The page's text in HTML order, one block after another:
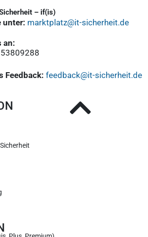
– if(is)
unter: marktplatz@it-sicherheit.de
an:
Feedback: feedback@it-sicherheit.de